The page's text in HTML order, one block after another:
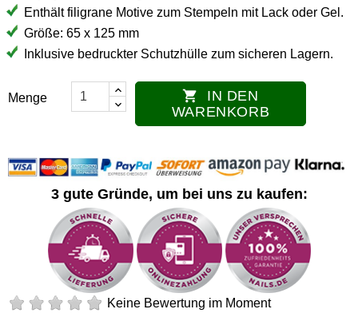
Enthält filigrane Motive zum Stempeln mit Lack oder Gel.
Größe: 65 x 125 mm
Inklusive bedruckter Schutzhülle zum sicheren Lagern.
Menge 
WARENKORB
3 gute Gründe, um bei uns zu kaufen:
Keine Bewertung im Moment